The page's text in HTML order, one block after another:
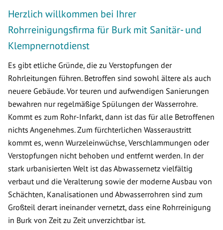
Herzlich willkommen bei Ihrer
Rohrreinigungsfirma für Burk mit Sanitär- und
Klempnernotdienst
Es gibt etliche Gründe, die zu Verstopfungen der
Rohrleitungen führen. Betroffen sind sowohl ältere als auch
neuere Gebäude. Vor teuren und aufwendigen Sanierungen
bewahren nur regelmäßige Spülungen der Wasserrohre.
Kommt es zum Rohr-Infarkt, dann ist das für alle Betroffenen
nichts Angenehmes. Zum fürchterlichen Wasseraustritt
kommt es, wenn Wurzeleinwüchse, Verschlammungen oder
Verstopfungen nicht behoben und entfernt werden. In der
stark urbanisierten Welt ist das Abwassernetz vielfältig
verbaut und die Veralterung sowie der moderne Ausbau von
Schächten, Kanalisationen und Abwasserrohren sind zum
Großteil derart ineinander vernetzt, dass eine Rohrreinigung
in Burk von Zeit zu Zeit unverzichtbar ist.